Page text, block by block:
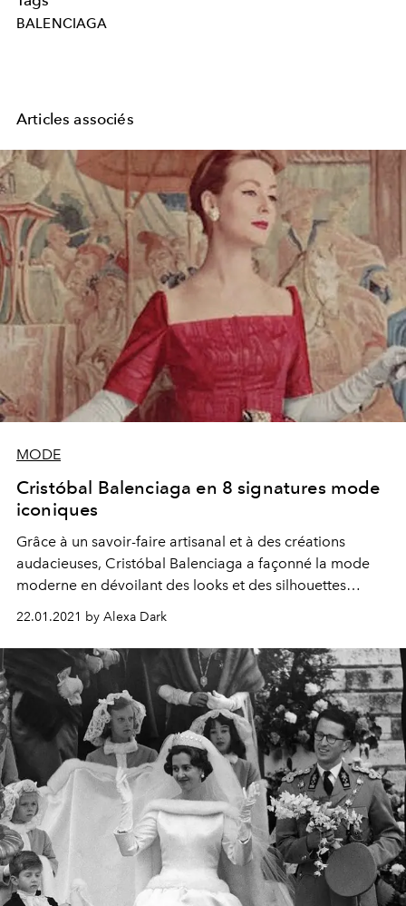
BALENCIAGA
Articles associés
MODE
Cristóbal Balenciaga en 8 signatures mode
iconiques
Grâce à un savoir-faire artisanal et à des créations
audacieuses, Cristóbal Balenciaga a façonné la mode
moderne en dévoilant des looks et des silhouettes
caractéristiques.
22.01.2021 by Alexa Dark